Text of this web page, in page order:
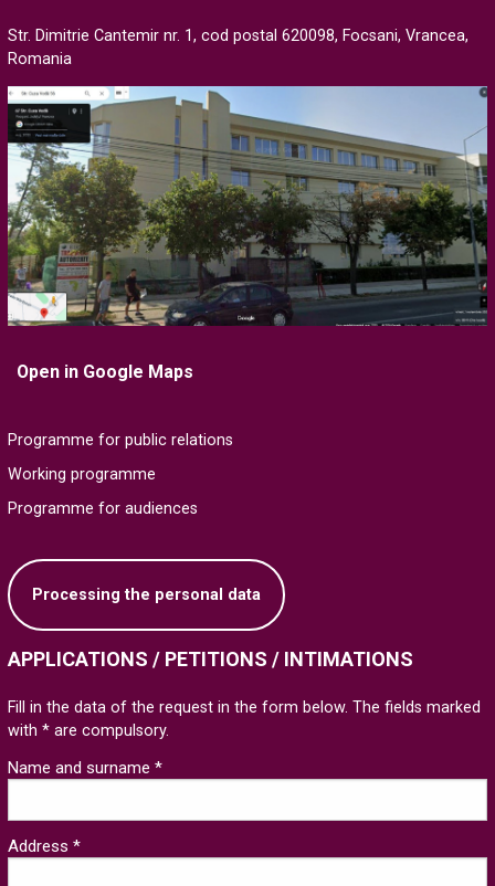
Str. Dimitrie Cantemir nr. 1, cod postal 620098, Focsani, Vrancea,
Romania
Open in Google Maps
Programme for public relations
Working programme
Programme for audiences
Processing the personal data
APPLICATIONS / PETITIONS / INTIMATIONS
Fill in the data of the request in the form below. The fields marked
with * are compulsory.
Name and surname *
Address *